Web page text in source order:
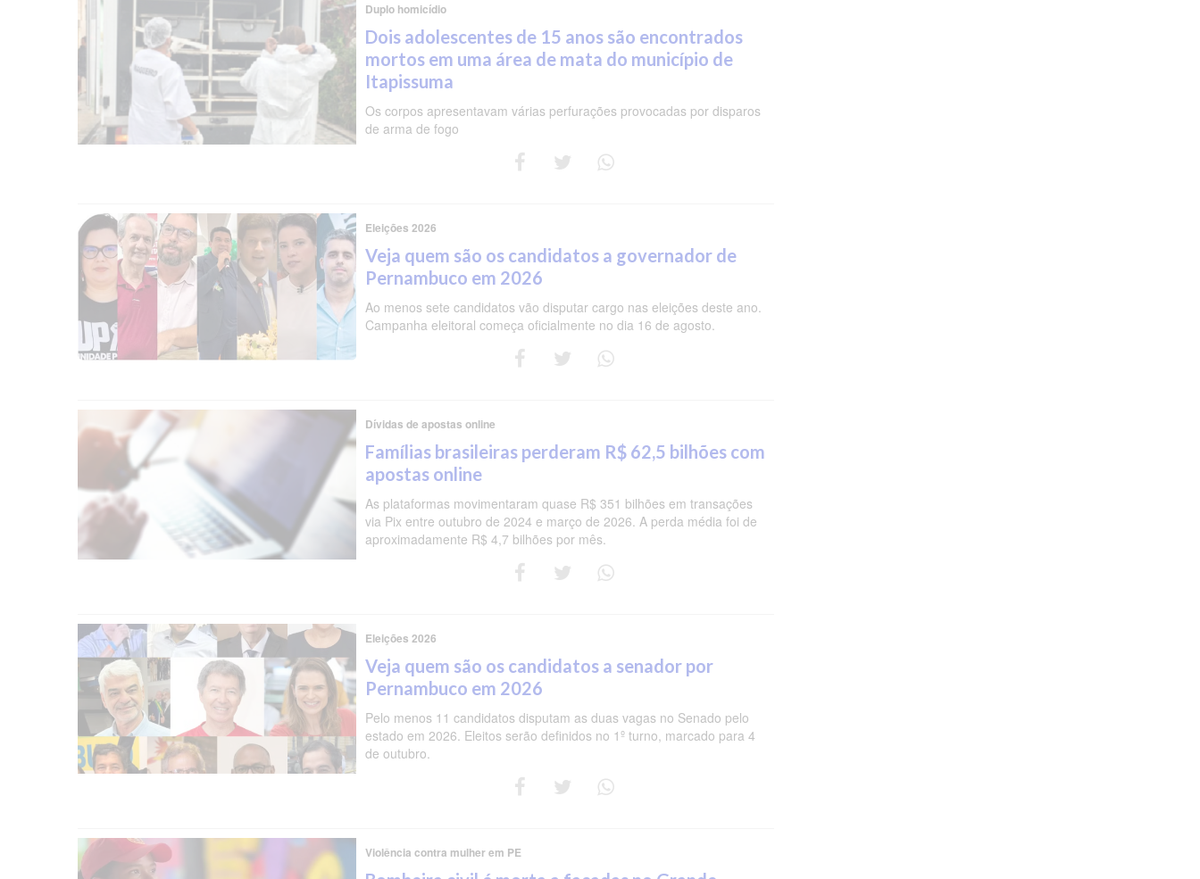
Duplo homicídio
Dois adolescentes de 15 anos são encontrados
mortos em uma área de mata do município de
Itapissuma
Os corpos apresentavam várias perfurações provocadas por disparos
de arma de fogo
Eleições 2026
Veja quem são os candidatos a governador de
Pernambuco em 2026
Ao menos sete candidatos vão disputar cargo nas eleições deste ano.
Campanha eleitoral começa oficialmente no dia 16 de agosto.
Dívidas de apostas online
Famílias brasileiras perderam R$ 62,5 bilhões com
apostas online
As plataformas movimentaram quase R$ 351 bilhões em transações
via Pix entre outubro de 2024 e março de 2026. A perda média foi de
aproximadamente R$ 4,7 bilhões por mês.
Eleições 2026
Veja quem são os candidatos a senador por
Pernambuco em 2026
Pelo menos 11 candidatos disputam as duas vagas no Senado pelo
estado em 2026. Eleitos serão definidos no 1º turno, marcado para 4
de outubro.
Violência contra mulher em PE